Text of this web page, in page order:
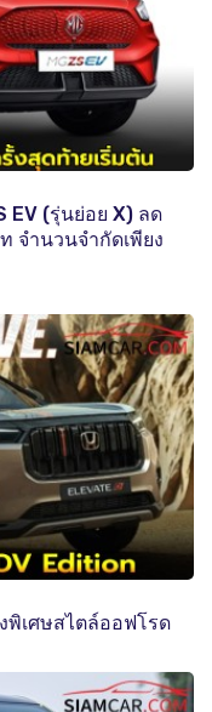
EV (รุ่นย่อย X) ลด
จำนวนจำกัดเพียง
พิเศษสไตล์ออฟโรด